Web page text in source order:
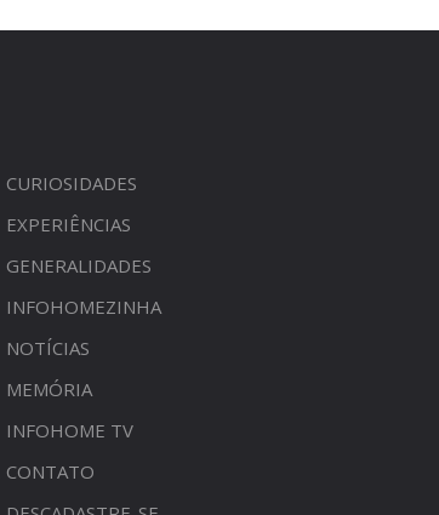
CURIOSIDADES
EXPERIÊNCIAS
GENERALIDADES
INFOHOMEZINHA
NOTÍCIAS
MEMÓRIA
INFOHOME TV
CONTATO